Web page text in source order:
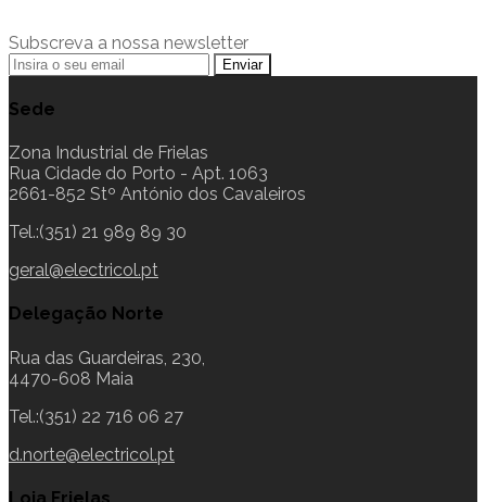
Subscreva a nossa newsletter
Sede
Zona Industrial de Frielas
Rua Cidade do Porto - Apt. 1063
2661-852 Stº António dos Cavaleiros
Tel.:(351) 21 989 89 30
geral@electricol.pt
Delegação Norte
Rua das Guardeiras, 230,
4470-608 Maia
Tel.:(351) 22 716 06 27
d.norte@electricol.pt